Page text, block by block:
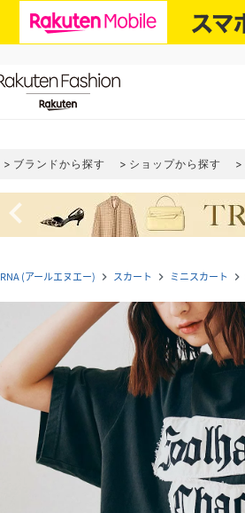
ブランドから探す ショップから探す
navigate_before
RNA (アールエヌエー) navigate_next スカート navigate_next ミニスカート navigate_next